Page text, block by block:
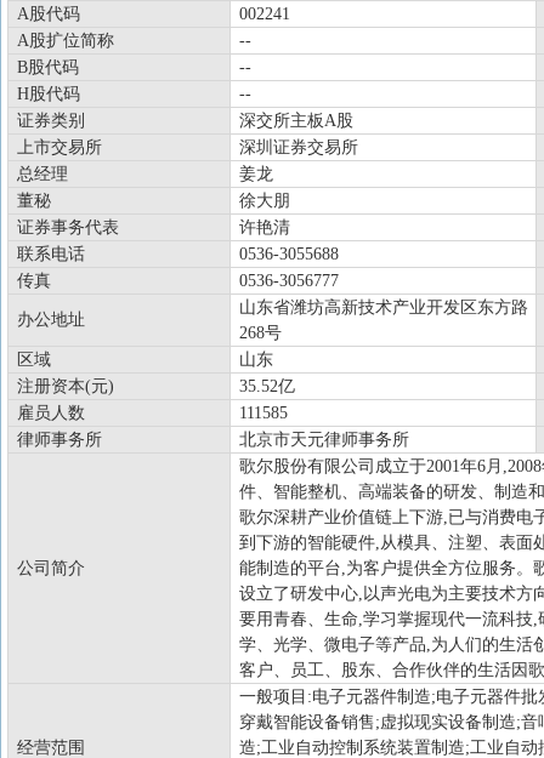
A股代码
002241
A股扩位简称
--
B股代码
--
H股代码
--
证券类别
深交所主板A股
上市交易所
深圳证券交易所
总经理
姜龙
董秘
徐大朋
证券事务代表
许艳清
联系电话
0536-3055688
传真
0536-3056777
办公地址
山东省潍坊高新技术产业开发区东方路
268号
区域
山东
注册资本(元)
35.52亿
雇员人数
111585
律师事务所
北京市天元律师事务所
公司简介
歌尔股份有限公司成立于2001年6月
件、智能整机、高端装备的研发、制造
歌尔深耕产业价值链上下游,已与消费电
到下游的智能硬件,从模具、注塑、表面
能制造的平台,为客户提供全方位服务。
设立了研发中心,以声光电为主要技术方
要用青春、生命,学习掌握现代一流科技
学、光学、微电子等产品,为人们的生活
客户、员工、股东、合作伙伴的生活因
经营范围
一般项目:电子元器件制造;电子元器件
穿戴智能设备销售;虚拟现实设备制造;
造;工业自动控制系统装置制造;工业自